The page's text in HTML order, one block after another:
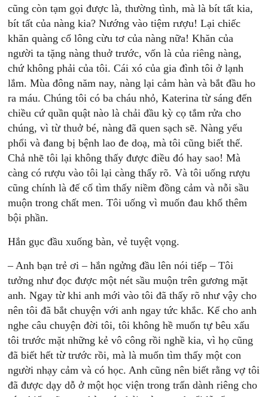
cũng còn tạm gọi được là, thường tình, mà là bít tất kia,
bít tất của nàng kia? Nướng vào tiệm rượu! Lại chiếc
khăn quàng cổ lông cừu tơ của nàng nữa! Khăn của
người ta tặng nàng thuở trước, vốn là của riêng nàng,
chứ không phải của tôi. Cái xó của gia đình tôi ở lạnh
lắm. Mùa đông năm nay, nàng lại cảm hàn và bắt đầu ho
ra máu. Chúng tôi có ba cháu nhỏ, Katerina từ sáng đến
chiều cứ quần quật nào là chải đầu kỳ cọ tắm rửa cho
chúng, vì từ thuở bé, nàng đã quen sạch sẽ. Nàng yếu
phổi và đang bị bệnh lao đe doạ, mà tôi cũng biết thế.
Chả nhẽ tôi lại không thấy được điều đó hay sao! Mà
càng có rượu vào tôi lại càng thấy rõ. Và tôi uống rượu
cũng chính là đế cố tìm thấy niềm đồng cảm và nỗi sầu
muộn trong chất men. Tôi uống vì muốn đau khổ thêm
bội phần.
Hắn gục đầu xuống bàn, vẻ tuyệt vọng.
– Anh bạn trẻ ơi – hắn ngửng đầu lên nói tiếp – Tôi
tưởng như đọc được một nét sầu muộn trên gương mặt
anh. Ngay từ khi anh mới vào tôi đã thấy rõ như vậy cho
nên tôi đã bắt chuyện với anh ngay tức khắc. Kể cho anh
nghe câu chuyện đời tôi, tôi không hề muốn tự bêu xấu
tôi trước mặt những kẻ vô công rồi nghề kia, vì họ cũng
đã biết hết từ trước rồi, mà là muốn tìm thấy một con
người nhạy cảm và có học. Anh cũng nên biết rằng vợ tôi
đã được dạy dỗ ở một học viện trong trấn dành riêng cho